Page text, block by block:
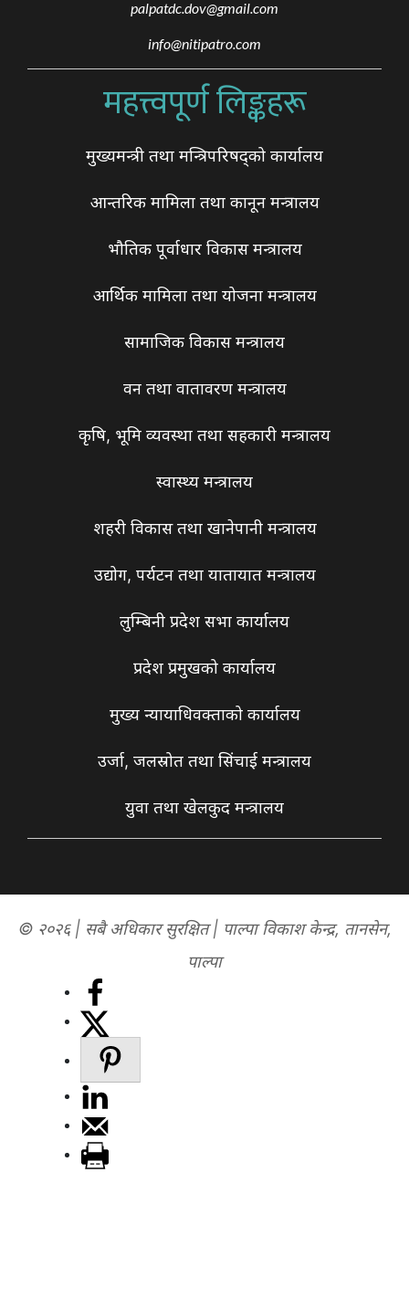
palpatdc.dov@gmail.com
info@nitipatro.com
महत्त्वपूर्ण लिङ्कहरू
मुख्यमन्त्री तथा मन्त्रिपरिषद्को कार्यालय
आन्तरिक मामिला तथा कानून मन्त्रालय
भौतिक पूर्वाधार विकास मन्त्रालय
आर्थिक मामिला तथा योजना मन्त्रालय
सामाजिक विकास मन्त्रालय
वन तथा वातावरण मन्त्रालय
कृषि, भूमि व्यवस्था तथा सहकारी मन्त्रालय
स्वास्थ्य मन्त्रालय
शहरी विकास तथा खानेपानी मन्त्रालय
उद्योग, पर्यटन तथा यातायात मन्त्रालय
लुम्बिनी प्रदेश सभा कार्यालय
प्रदेश प्रमुखको कार्यालय
मुख्य न्यायाधिवक्ताको कार्यालय
उर्जा, जलस्रोत तथा सिंचाई मन्त्रालय
युवा तथा खेलकुद मन्त्रालय
© २०२६ | सबै अधिकार सुरक्षित | पाल्पा विकाश केन्द्र, तानसेन,
पाल्पा